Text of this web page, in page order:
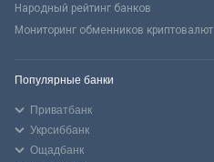
Народный рейтинг банков
Мониторинг обменников криптовалют
Популярные банки
Приватбанк
Укрсиббанк
Ощадбанк